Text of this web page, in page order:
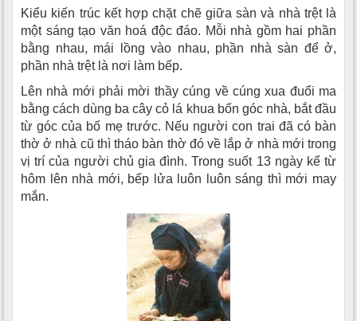
Kiểu kiến trúc kết hợp chặt chẽ giữa sàn và nhà trệt là
một sáng tạo văn hoá độc đáo. Mỗi nhà gồm hai phần
bằng nhau, mái lồng vào nhau, phần nhà sàn để ở,
phần nhà trệt là nơi làm bếp.
Lên nhà mới phải mời thầy cúng về cúng xua đuổi ma
bằng cách dùng ba cây cỏ lá khua bốn góc nhà, bắt đầu
từ góc của bố mẹ trước. Nếu người con trai đã có bàn
thờ ở nhà cũ thì tháo bàn thờ đó về lắp ở nhà mới trong
vị trí của người chủ gia đình. Trong suốt 13 ngày kể từ
hôm lên nhà mới, bếp lửa luôn luôn sáng thì mới may
mắn.